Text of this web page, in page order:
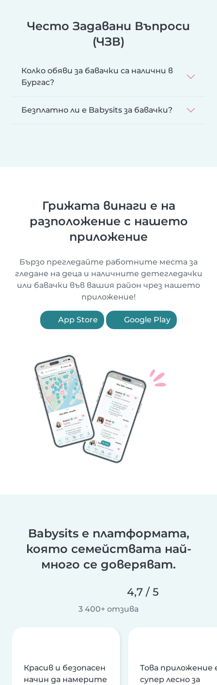
Често Задавани Въпроси
(ЧЗВ)
Колко обяви за бавачки са налични в
Бургас?
Безплатно ли е Babysits за бавачки?
Грижата винаги е на
разположение с нашето
приложение
Бързо прегледайте работните места за
гледане на деца и наличните детегледачки
или бавачки във вашия район чрез нашето
приложение!
App Store Google Play
Babysits е платформата,
която семействата най-
много се доверяват.
4,7 / 5
3 400+ отзива
Красив и безопасен
начин да намерите
Това приложение
супер лесно за